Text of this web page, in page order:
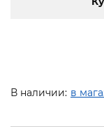
В наличии: в